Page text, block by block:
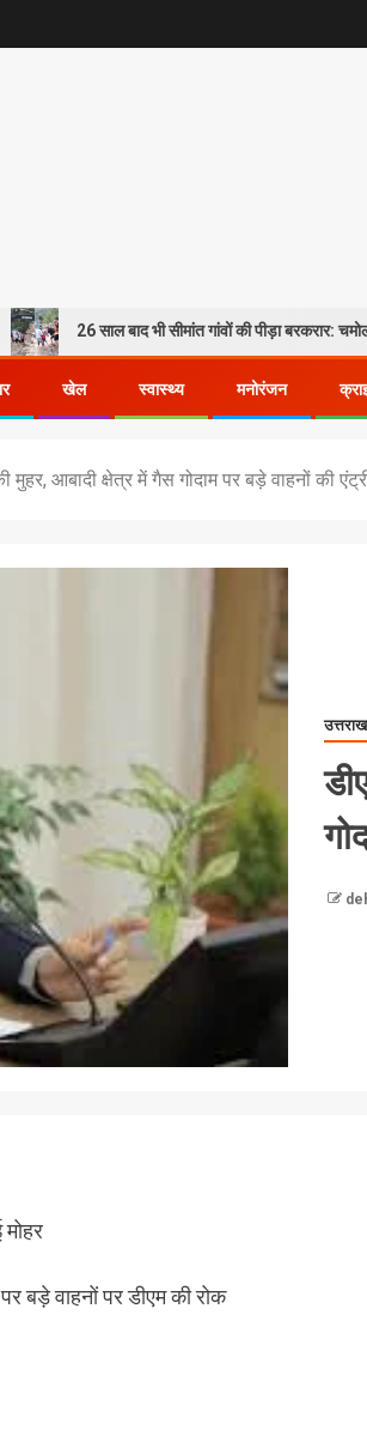
साल बाद भी सीमांत गांवों की पीड़ा बरकरार: चमोली में बच्चे
खेल स्वास्थ्य मनोरंजन
मुहर, आबादी क्षेत्र में गैस गोदाम पर बड़े वाहनों की
बड़े वाहनों पर डीएम की रोक